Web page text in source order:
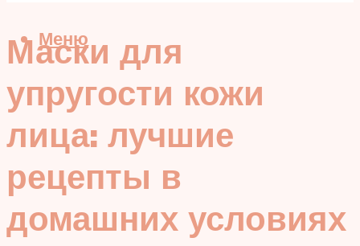
Меню
Маски для
упругости кожи
лица: лучшие
рецепты в
домашних условиях